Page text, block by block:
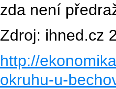
zda není
Zdroj: ihned.cz
http://
okruhu-u-